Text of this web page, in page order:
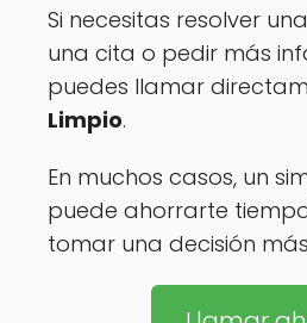
Si necesitas resolver
una cita o pedir más
puedes llamar
Limpio.
En muchos casos, un
puede ahorrarte
tomar una decisión